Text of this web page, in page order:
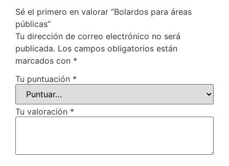
Sé el primero en valorar “Bolardos para áreas
públicas”
Tu dirección de correo electrónico no será
publicada. Los campos obligatorios están
marcados con *
Tu puntuación *
Tu valoración *